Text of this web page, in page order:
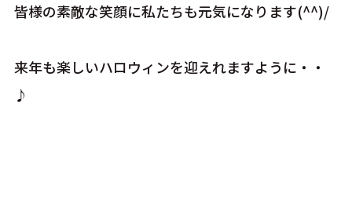
皆様の素敵な笑顔に私たちも元気になります(^^)/
来年も楽しいハロウィンを迎えれますように・・
♪